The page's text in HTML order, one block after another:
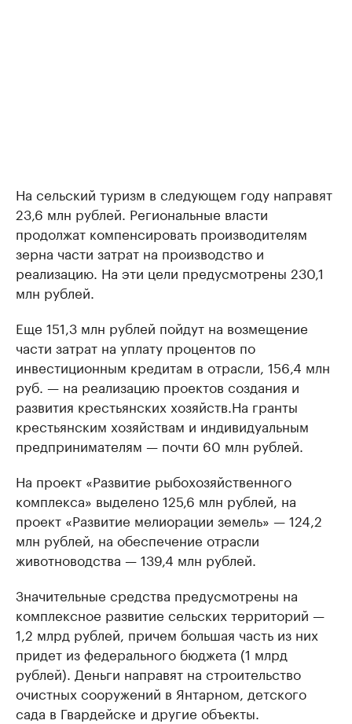
На сельский туризм в следующем году направят
23,6 млн рублей. Региональные власти
продолжат компенсировать производителям
зерна части затрат на производство и
реализацию. На эти цели предусмотрены 230,1
млн рублей.
Еще 151,3 млн рублей пойдут на возмещение
части затрат на уплату процентов по
инвестиционным кредитам в отрасли, 156,4 млн
руб. — на реализацию проектов создания и
развития крестьянских хозяйств.На гранты
крестьянским хозяйствам и индивидуальным
предпринимателям — почти 60 млн рублей.
На проект «Развитие рыбохозяйственного
комплекса» выделено 125,6 млн рублей, на
проект «Развитие мелиорации земель» — 124,2
млн рублей, на обеспечение отрасли
животноводства — 139,4 млн рублей.
Значительные средства предусмотрены на
комплексное развитие сельских территорий —
1,2 млрд рублей, причем большая часть из них
придет из федерального бюджета (1 млрд
рублей). Деньги направят на строительство
очистных сооружений в Янтарном, детского
сада в Гвардейске и другие объекты.